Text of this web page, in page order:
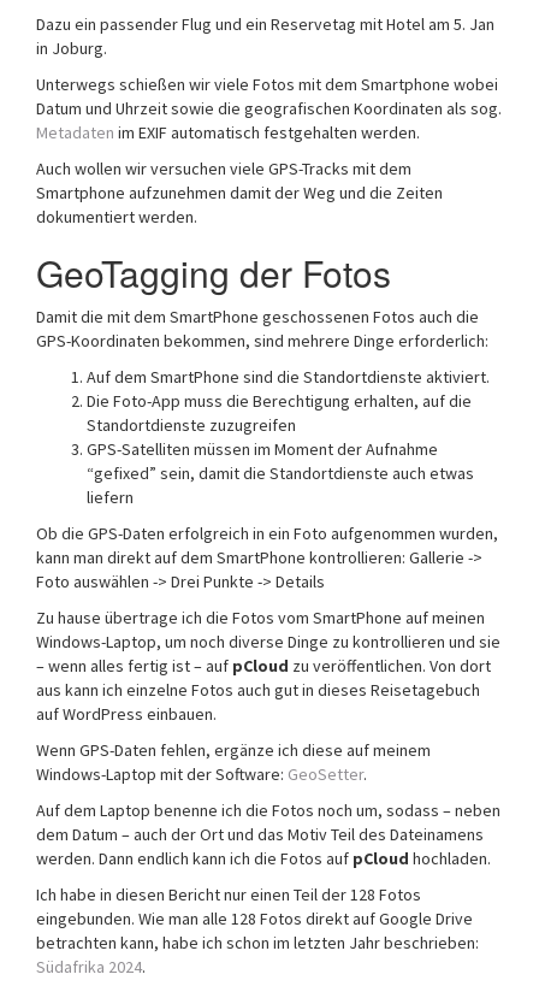
Dazu ein passender Flug und ein Reservetag mit Hotel am 5. Jan
in Joburg.
Unterwegs schießen wir viele Fotos mit dem Smartphone wobei
Datum und Uhrzeit sowie die geografischen Koordinaten als sog.
Metadaten im EXIF automatisch festgehalten werden.
Auch wollen wir versuchen viele GPS-Tracks mit dem
Smartphone aufzunehmen damit der Weg und die Zeiten
dokumentiert werden.
GeoTagging der Fotos
Damit die mit dem SmartPhone geschossenen Fotos auch die
GPS-Koordinaten bekommen, sind mehrere Dinge erforderlich:
Auf dem SmartPhone sind die Standortdienste aktiviert.
Die Foto-App muss die Berechtigung erhalten, auf die
Standortdienste zuzugreifen
GPS-Satelliten müssen im Moment der Aufnahme
“gefixed” sein, damit die Standortdienste auch etwas
liefern
Ob die GPS-Daten erfolgreich in ein Foto aufgenommen wurden,
kann man direkt auf dem SmartPhone kontrollieren: Gallerie ->
Foto auswählen -> Drei Punkte -> Details
Zu hause übertrage ich die Fotos vom SmartPhone auf meinen
Windows-Laptop, um noch diverse Dinge zu kontrollieren und sie
– wenn alles fertig ist – auf pCloud zu veröffentlichen. Von dort
aus kann ich einzelne Fotos auch gut in dieses Reisetagebuch
auf WordPress einbauen.
Wenn GPS-Daten fehlen, ergänze ich diese auf meinem
Windows-Laptop mit der Software: GeoSetter.
Auf dem Laptop benenne ich die Fotos noch um, sodass – neben
dem Datum – auch der Ort und das Motiv Teil des Dateinamens
werden. Dann endlich kann ich die Fotos auf pCloud hochladen.
Ich habe in diesen Bericht nur einen Teil der 128 Fotos
eingebunden. Wie man alle 128 Fotos direkt auf Google Drive
betrachten kann, habe ich schon im letzten Jahr beschrieben:
Südafrika 2024.